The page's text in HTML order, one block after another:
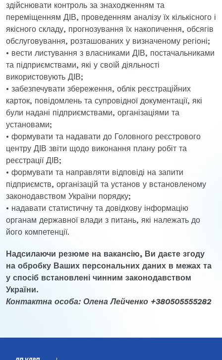
здійснювати контроль за знаходженням та
переміщенням ДІВ, проведенням аналізу їх кількісного і
якісного складу, прогнозування їх накопичення, обсягів
обслуговування, розташованих у визначеному регіоні;
• вести листування з власниками ДІВ, постачальниками
та підприємствами, які у своїй діяльності
використовують ДІВ;
• забезпечувати збереження, облік реєстраційних
карток, повідомлень та супровідної документації, які
були надані підприємствами, організаціями та
установами;
• формувати та надавати до Головного реєстрового
центру ДІВ звіти щодо виконання плану робіт та
реєстрації ДІВ;
• формувати та направляти відповіді на запити
підприємств, організацій та установ у встановленому
законодавством України порядку;
• надавати статистичну та довідкову інформацію
органам державної влади з питань, які належать до
його компетенції.
Надсилаючи резюме на вакансію, Ви даєте згоду
на обробку Ваших персональних даних в межах та
у спосіб встановлені чинним законодавством
України.
Контактна особа: Олена Лейченко +380505555282